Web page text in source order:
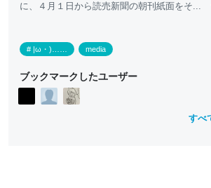
に、４月１日から読売新聞の朝刊紙面をそ...
# |ω・)…… media
ブックマークしたユーザー
すべ